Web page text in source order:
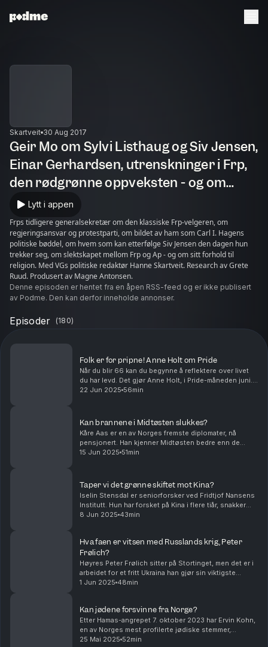
Skartveit 30 Aug 2017
Geir Mo om Sylvi Listhaug og Siv Jensen,
Einar Gerhardsen, utrenskninger i Frp,
den rødgrønne oppveksten - og om
lastebilsjåfører
Lytt i appen
Frps tidligere generalsekretær om den klassiske Frp-velgeren, om
regjeringsansvar og protestparti, om bildet av ham som Carl I. Hagens
politiske bøddel, om hvem som kan etterfølge Siv Jensen den dagen hun
trekker seg, om slektskapet mellom Frp og Ap - og om sitt forhold til
religion. Med VGs politiske redaktør Hanne Skartveit. Research av Grete
Ruud. Produsert av Magne Antonsen.
Denne episoden er hentet fra en åpen RSS-feed og er ikke publisert
av Podme. Den kan derfor inneholde annonser.
Episoder (180)
Folk er for pripne! Anne Holt om Pride
Når du blir 66 kan du begynne å reflektere over livet
du har levd. Det gjør Anne Holt, i Pride-måneden juni.
Med Hanne Skartveit. Lydmastring av Magne
22 Jun 2025 56min
Kan brannene i Midtøsten slukkes?
Kåre Aas er en av Norges fremste diplomater, nå
pensjonert. Han kjenner Midtøsten bedre enn de
fleste, derfor er han et naturlig valg når Israel angriper
15 Jun 2025 51min
Taper vi det grønne skiftet mot Kina?
Iselin Stensdal er seniorforsker ved Fridtjof Nansens
Institutt. Hun har forsket på Kina i flere tiår, snakker
kinesisk og hun mener faktisk at Donald Trump er godt
8 Jun 2025 43min
Hva faen er vitsen med Russlands krig, Peter
Frølich?
Høyres Peter Frølich sitter på Stortinget, men det er i
arbeidet for et fritt Ukraina han gjør sin viktigste
innsats akkurat nå. Frølich sitt eneste håp for fred er
1 Jun 2025 48min
Kan jødene forsvinne fra Norge?
Etter Hamas-angrepet 7. oktober 2023 har Ervin Kohn,
en av Norges mest profilerte jødiske stemmer,
opplevd en markant endring i hvordan det er å være
25 Mai 2025 52min